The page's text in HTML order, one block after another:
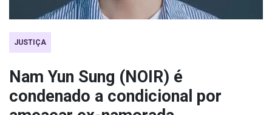
JUSTIÇA
Nam Yun Sung (NOIR) é
condenado a condicional por